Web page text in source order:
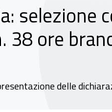
selezione
ore
delle